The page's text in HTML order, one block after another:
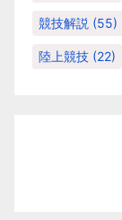
競技解説 (55)
陸上競技 (22)